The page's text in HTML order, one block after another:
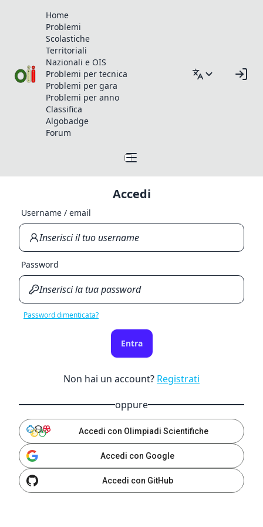
Home
Problemi
Scolastiche
Territoriali
Nazionali e OIS
Problemi per tecnica
Problemi per gara
Problemi per anno
Classifica
Algobadge
Forum
Accedi
Username / email
Password
Password dimenticata?
Entra
Non hai un account? Registrati
oppure
Accedi con Olimpiadi Scientifiche
Accedi con Google
Accedi con GitHub